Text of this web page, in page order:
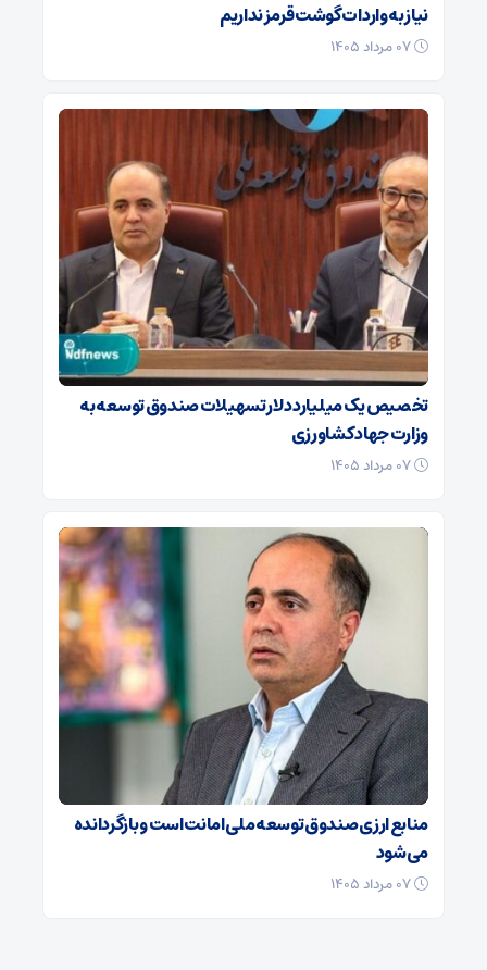
نیاز به واردات گوشت قرمز نداریم
تخصیص یک میلیارد دلار تسهیلات صندوق توسعه به
وزارت جهاد کشاورزی
منابع ارزی صندوق توسعه ملی امانت است و بازگردانده
می‌شود